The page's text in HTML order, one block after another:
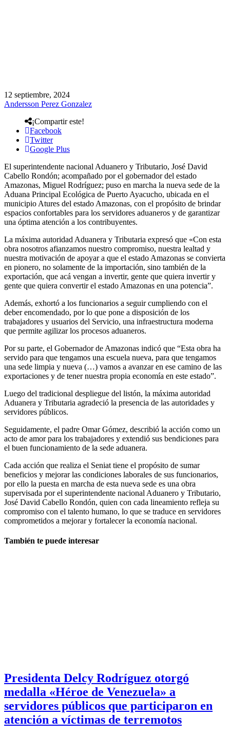
12 septiembre, 2024
Andersson Perez Gonzalez
¡Compartir este!
Facebook
Twitter
Google Plus
El superintendente nacional Aduanero y Tributario, José David
Cabello Rondón; acompañado por el gobernador del estado
Amazonas, Miguel Rodríguez; puso en marcha la nueva sede de la
Aduana Principal Ecológica de Puerto Ayacucho, ubicada en el
municipio Atures del estado Amazonas, con el propósito de brindar
espacios confortables para los servidores aduaneros y de garantizar
una óptima atención a los contribuyentes.
La máxima autoridad Aduanera y Tributaria expresó que «Con esta
obra nosotros afianzamos nuestro compromiso, nuestra lealtad y
nuestra motivación de apoyar a que el estado Amazonas se convierta
en pionero, no solamente de la importación, sino también de la
exportación, que acá vengan a invertir, gente que quiera invertir y
gente que quiera convertir el estado Amazonas en una potencia”.
Además, exhortó a los funcionarios a seguir cumpliendo con el
deber encomendado, por lo que pone a disposición de los
trabajadores y usuarios del Servicio, una infraestructura moderna
que permite agilizar los procesos aduaneros.
Por su parte, el Gobernador de Amazonas indicó que “Esta obra ha
servido para que tengamos una escuela nueva, para que tengamos
una sede limpia y nueva (…) vamos a avanzar en ese camino de las
exportaciones y de tener nuestra propia economía en este estado”.
Luego del tradicional despliegue del listón, la máxima autoridad
Aduanera y Tributaria agradeció la presencia de las autoridades y
servidores públicos.
Seguidamente, el padre Omar Gómez, describió la acción como un
acto de amor para los trabajadores y extendió sus bendiciones para
el buen funcionamiento de la sede aduanera.
Cada acción que realiza el Seniat tiene el propósito de sumar
beneficios y mejorar las condiciones laborales de sus funcionarios,
por ello la puesta en marcha de esta nueva sede es una obra
supervisada por el superintendente nacional Aduanero y Tributario,
José David Cabello Rondón, quien con cada lineamiento refleja su
compromiso con el talento humano, lo que se traduce en servidores
comprometidos a mejorar y fortalecer la economía nacional.
También te puede interesar
Presidenta Delcy Rodríguez otorgó
medalla «Héroe de Venezuela» a
servidores públicos que participaron en
atención a víctimas de terremotos